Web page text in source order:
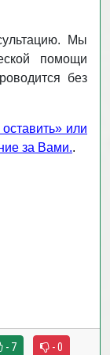
Мы
помощи
без
или
за Вами..
- 7 - 0